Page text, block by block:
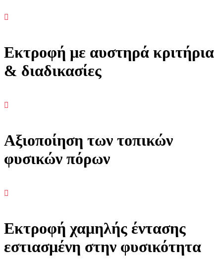
Εκτροφή με αυστηρά κριτήρια
& διαδικασίες
Αξιοποίηση των τοπικών
φυσικών πόρων
Εκτροφή χαμηλής έντασης
εστιασμένη στην φυσικότητα